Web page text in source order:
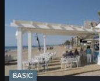
BASIC